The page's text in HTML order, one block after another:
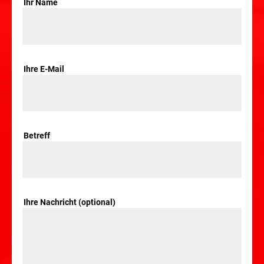
Ihr Name
Ihre E-Mail
Betreff
Ihre Nachricht (optional)